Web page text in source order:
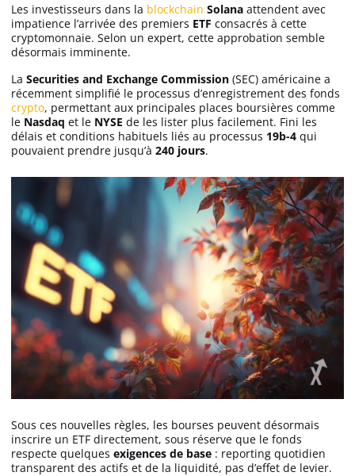
Ripple (XRP)
Dogecoin (DOGE)
Binance Coin (BNB)
Trading
C’est quoi ?
Meilleur Broker
Apprendre
Indicateurs techniques
Investir
Meilleures plateformes
Les investisseurs dans la blockchain Solana attendent avec
impatience l’arrivée des premiers ETF consacrés à cette
cryptomonnaie. Selon un expert, cette approbation semble
désormais imminente.
La Securities and Exchange Commission (SEC) américaine a
récemment simplifié le processus d’enregistrement des fonds
crypto, permettant aux principales places boursières comme
le Nasdaq et le NYSE de les lister plus facilement. Fini les
délais et conditions habituels liés au processus 19b-4 qui
pouvaient prendre jusqu’à 240 jours.
Sous ces nouvelles règles, les bourses peuvent désormais
inscrire un ETF directement, sous réserve que le fonds
respecte quelques exigences de base : reporting quotidien
transparent des actifs et de la liquidité, pas d’effet de levier.